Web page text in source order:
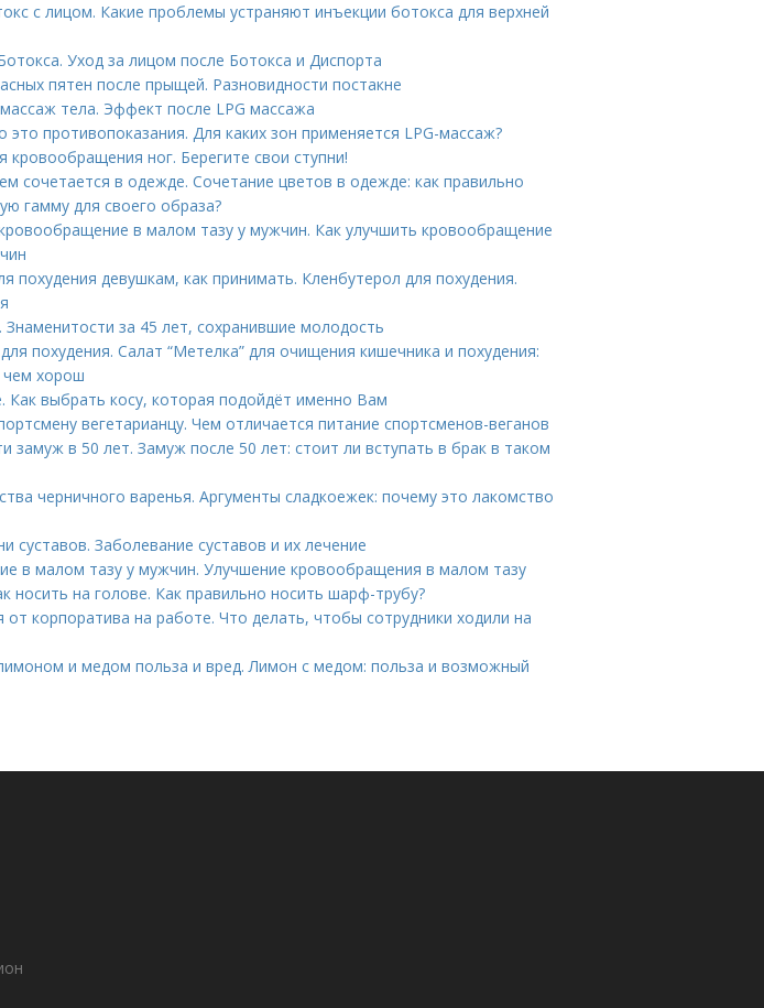
с лицом. Какие проблемы устраняют инъекции ботокса для верхней
Уход за лицом после Ботокса и Диспорта
пятен после прыщей. Разновидности постакне
тела. Эффект после LPG массажа
это противопоказания. Для каких зон применяется LPG-массаж?
кровообращения ног. Берегите свои ступни!
сочетается в одежде. Сочетание цветов в одежде: как правильно
гамму для своего образа?
в малом тазу у мужчин. Как улучшить кровообращение
похудения девушкам, как принимать. Кленбутерол для похудения.
Знаменитости за 45 лет, сохранившие молодость
похудения. Салат “Метелка” для очищения кишечника и похудения:
чем хорош
Как выбрать косу, которая подойдёт именно Вам
вегетарианцу. Чем отличается питание спортсменов-веганов
замуж в 50 лет. Замуж после 50 лет: стоит ли вступать в брак в таком
черничного варенья. Аргументы сладкоежек: почему это лакомство
суставов. Заболевание суставов и их лечение
в малом тазу у мужчин. Улучшение кровообращения в малом тазу
носить на голове. Как правильно носить шарф-трубу?
от корпоратива на работе. Что делать, чтобы сотрудники ходили на
и медом польза и вред. Лимон с медом: польза и возможный